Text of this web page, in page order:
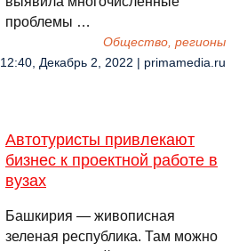
проблемы …
Общество, регионы
12:40, Декабрь 2, 2022 | primamedia.ru
Автотуристы привлекают
бизнес к проектной работе в
вузах
Башкирия — живописная
зеленая республика. Там можно